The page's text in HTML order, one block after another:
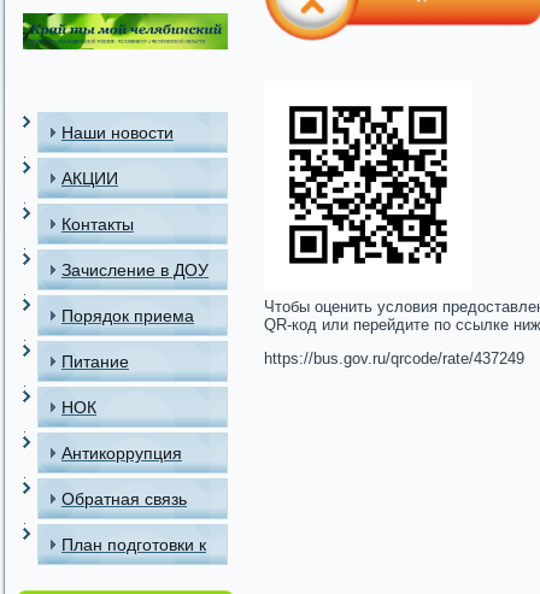
Наши новости
АКЦИИ
Контакты
Зачисление в ДОУ
Порядок приема
детей в МАДОУ
Питание
НОК
Антикоррупция
Обратная связь
План подготовки к
Чтобы оценить условия
QR-код или перейдите по ссылке
https://bus.gov.ru/qrcode/rate/437249